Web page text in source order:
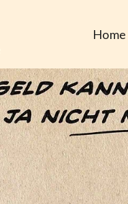
Home